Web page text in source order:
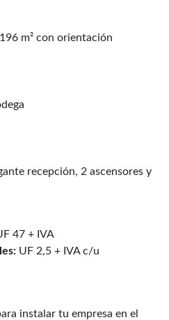
m² con orientación
recepción, 2 ascensores y
47 + IVA
UF 2,5 + IVA c/u
instalar tu empresa en el